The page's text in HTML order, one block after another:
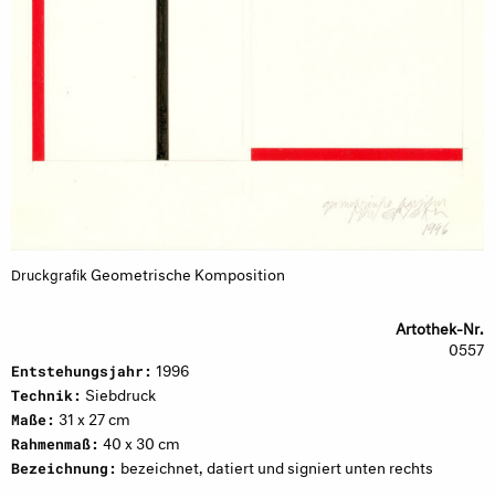
Druckgrafik Geometrische Komposition
Artothek-Nr.
0557
Entstehungsjahr: 1996
Technik: Siebdruck
Maße: 31 x 27 cm
Rahmenmaß: 40 x 30 cm
Bezeichnung: bezeichnet, datiert und signiert unten rechts